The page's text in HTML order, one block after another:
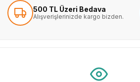
500 TL Üzeri Bedava
Alışverişlerinizde kargo bizden.